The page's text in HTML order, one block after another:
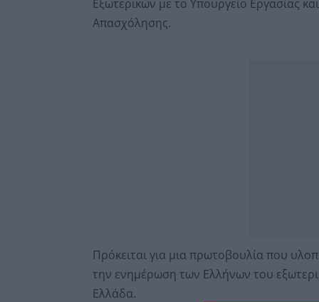
Εξωτερικών με το Υπουργείο Εργασίας
Απασχόλησης.
Πρόκειται για μια πρωτοβουλία που
την ενημέρωση των Ελλήνων του
Ελλάδα.